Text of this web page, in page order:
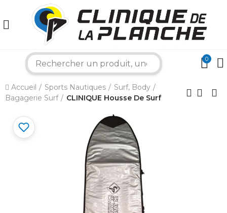
0
Accueil Sports Nautiques
Surf, Body
Bagagerie Surf
CLINIQUE Housse De Surf
Comment puis-je vous aider aujourd'hui ?